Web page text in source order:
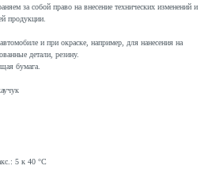
за собой право на внесение технических изменений и
продукции.
и при окраске, например, для нанесения на
детали, резину.
бумага.
5 к 40 °C